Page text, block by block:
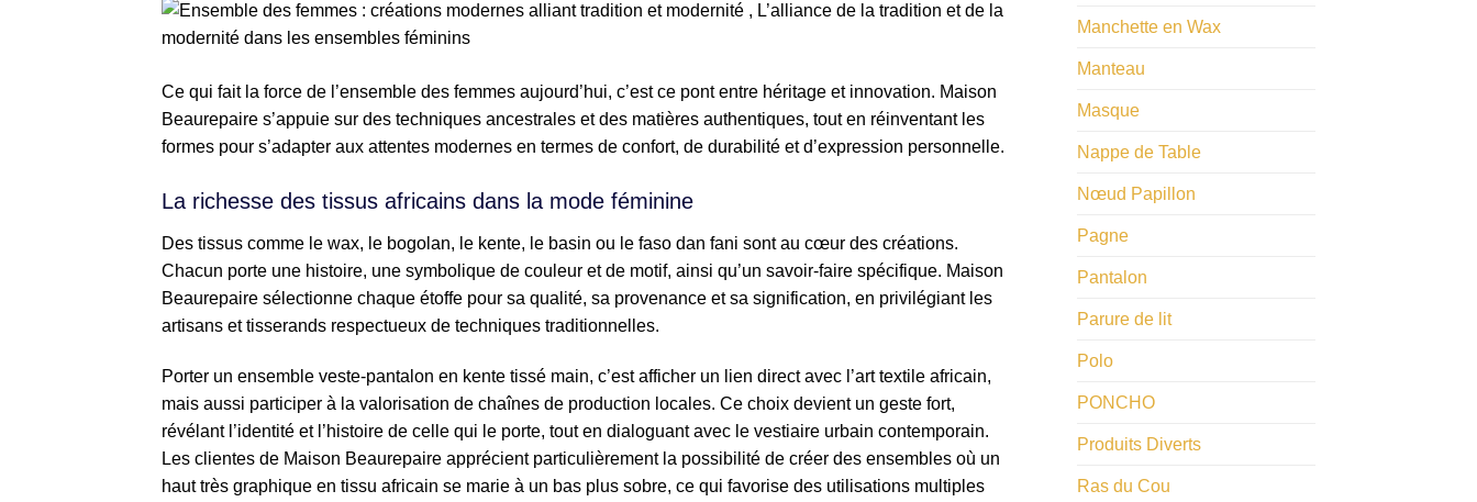
Ce qui fait la force de l’ensemble des femmes aujourd’hui, c’est ce pont entre héritage et innovation. Maison
Beaurepaire s’appuie sur des techniques ancestrales et des matières authentiques, tout en réinventant les
formes pour s’adapter aux attentes modernes en termes de confort, de durabilité et d’expression personnelle.
La richesse des tissus africains dans la mode féminine
Des tissus comme le wax, le bogolan, le kente, le basin ou le faso dan fani sont au cœur des créations.
Chacun porte une histoire, une symbolique de couleur et de motif, ainsi qu’un savoir-faire spécifique. Maison
Beaurepaire sélectionne chaque étoffe pour sa qualité, sa provenance et sa signification, en privilégiant les
artisans et tisserands respectueux de techniques traditionnelles.
Porter un ensemble veste-pantalon en kente tissé main, c’est afficher un lien direct avec l’art textile africain,
mais aussi participer à la valorisation de chaînes de production locales. Ce choix devient un geste fort,
révélant l’identité et l’histoire de celle qui le porte, tout en dialoguant avec le vestiaire urbain contemporain.
Les clientes de Maison Beaurepaire apprécient particulièrement la possibilité de créer des ensembles où un
haut très graphique en tissu africain se marie à un bas plus sobre, ce qui favorise des utilisations multiples
Manchette en Wax
Manteau
Masque
Nappe de Table
​Nœud Papillon
Pagne
Pantalon
Parure de lit
Polo
PONCHO
Produits Diverts
Ras du Cou